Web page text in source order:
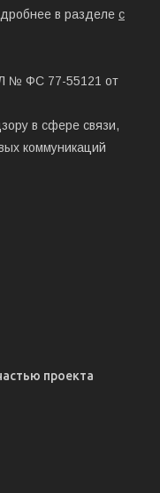
в разделе с
№ ФС 77-55121 от
в сфере связи,
коммуникаций
проекта